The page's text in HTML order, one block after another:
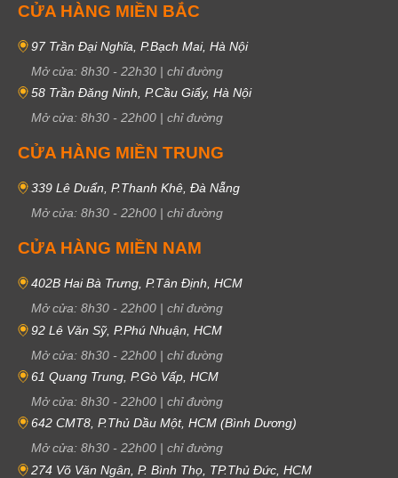
CỬA HÀNG MIỀN BẮC
97 Trần Đại Nghĩa, P.Bạch Mai, Hà Nội
Mở cửa: 8h30 - 22h30 | chỉ đường
58 Trần Đăng Ninh, P.Cầu Giấy, Hà Nội
Mở cửa: 8h30 - 22h00 | chỉ đường
CỬA HÀNG MIỀN TRUNG
339 Lê Duẩn, P.Thanh Khê, Đà Nẵng
Mở cửa: 8h30 - 22h00 | chỉ đường
CỬA HÀNG MIỀN NAM
402B Hai Bà Trưng, P.Tân Định, HCM
Mở cửa: 8h30 - 22h00 | chỉ đường
92 Lê Văn Sỹ, P.Phú Nhuận, HCM
Mở cửa: 8h30 - 22h00 | chỉ đường
61 Quang Trung, P.Gò Vấp, HCM
Mở cửa: 8h30 - 22h00 | chỉ đường
642 CMT8, P.Thủ Dầu Một, HCM (Bình Dương)
Mở cửa: 8h30 - 22h00 | chỉ đường
274 Võ Văn Ngân, P. Bình Thọ, TP.Thủ Đức, HCM